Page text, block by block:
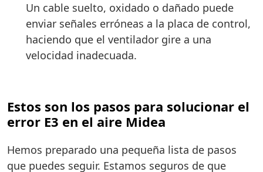
Un cable suelto, oxidado o dañado puede
enviar señales erróneas a la placa de control,
haciendo que el ventilador gire a una
velocidad inadecuada.
Estos son los pasos para solucionar el
error E3 en el aire Midea
Hemos preparado una pequeña lista de pasos
que puedes seguir. Estamos seguros de que